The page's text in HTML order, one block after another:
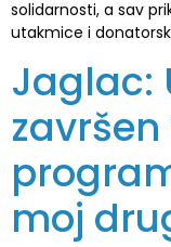
solidarnosti, a sav
utakmice i
Jaglac:
moj